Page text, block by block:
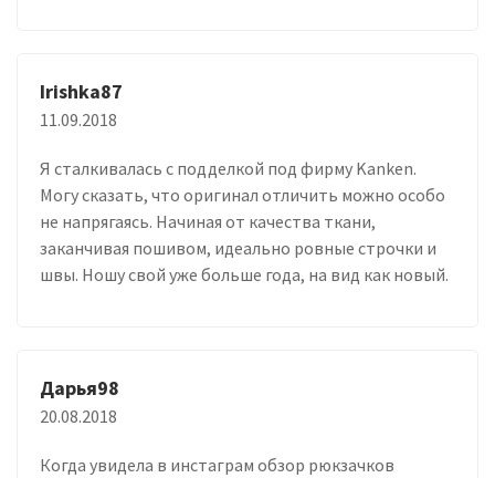
Irishka87
11.09.2018
Я сталкивалась с подделкой под фирму Kanken.
Могу сказать, что оригинал отличить можно особо
не напрягаясь. Начиная от качества ткани,
заканчивая пошивом, идеально ровные строчки и
швы. Ношу свой уже больше года, на вид как новый.
Дарья98
20.08.2018
Когда увидела в инстаграм обзор рюкзачков